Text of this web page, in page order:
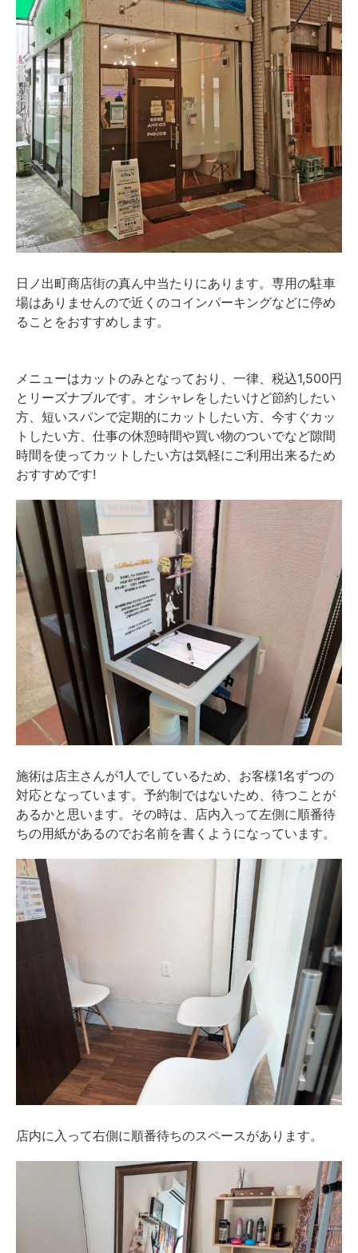
日ノ出町商店街の真ん中当たりにあります。専用の駐車
場はありませんので近くのコインパーキングなどに停め
ることをおすすめします。
メニューはカットのみとなっており、一律、税込1,500円
とリーズナブルです。オシャレをしたいけど節約したい
方、短いスパンで定期的にカットしたい方、今すぐカッ
トしたい方、仕事の休憩時間や買い物のついでなど隙間
時間を使ってカットしたい方は気軽にご利用出来るため
おすすめです!
施術は店主さんが1人でしているため、お客様1名ずつの
対応となっています。予約制ではないため、待つことが
あるかと思います。その時は、店内入って左側に順番待
ちの用紙があるのでお名前を書くようになっています。
店内に入って右側に順番待ちのスペースがあります。